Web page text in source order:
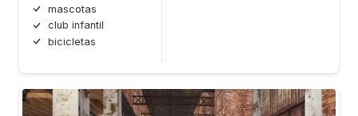
mascotas
club infantil
bicicletas